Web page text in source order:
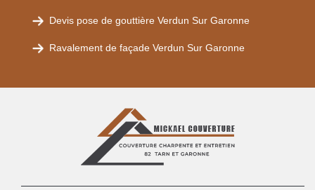
Devis pose de gouttière Verdun Sur Garonne
Ravalement de façade Verdun Sur Garonne